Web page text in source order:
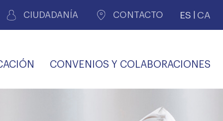
CIUDADANÍA CONTACTO ES CA
CONVENIOS Y COLABORACIONES